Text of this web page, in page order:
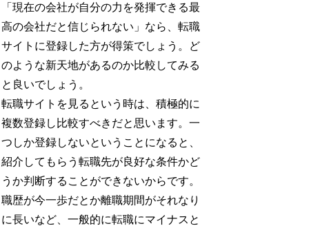
「現在の会社が自分の力を発揮できる最
高の会社だと信じられない」なら、転職
サイトに登録した方が得策でしょう。ど
のような新天地があるのか比較してみる
と良いでしょう。
転職サイトを見るという時は、積極的に
複数登録し比較すべきだと思います。一
つしか登録しないということになると、
紹介してもらう転職先が良好な条件かど
うか判断することができないからです。
職歴が今一歩だとか離職期間がそれなり
に長いなど、一般的に転職にマイナスと